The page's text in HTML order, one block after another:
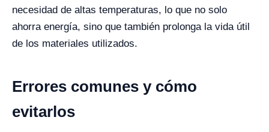
necesidad de altas temperaturas, lo que no solo
ahorra energía, sino que también prolonga la vida útil
de los materiales utilizados.
Errores comunes y cómo
evitarlos